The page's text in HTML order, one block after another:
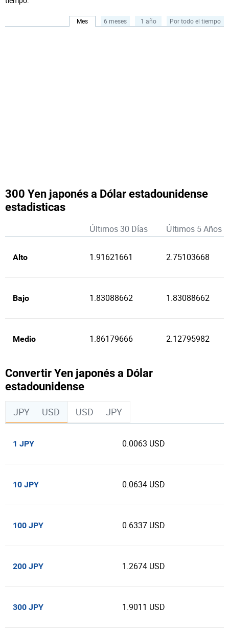
Mes 6 meses 1 año Por todo el tiempo
300 Yen japonés a Dólar estadounidense
estadisticas
Últimos 30 Días Últimos 5 Años
Alto 1.91621661 2.75103668
Bajo 1.83088662 1.83088662
Medio 1.86179666 2.12795982
Convertir Yen japonés a Dólar
estadounidense
JPY USD USD JPY
1 JPY 0.0063 USD
10 JPY 0.0634 USD
100 JPY 0.6337 USD
200 JPY 1.2674 USD
300 JPY 1.9011 USD